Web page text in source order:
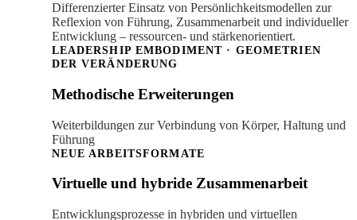
Differenzierter Einsatz von Persönlichkeitsmodellen zur
Reflexion von Führung, Zusammenarbeit und individueller
Entwicklung – ressourcen- und stärkenorientiert.
LEADERSHIP EMBODIMENT · GEOMETRIEN
DER VERÄNDERUNG
Methodische Erweiterungen
Weiterbildungen zur Verbindung von Körper, Haltung und
Führung
NEUE ARBEITSFORMATE
Virtuelle und hybride Zusammenarbeit
Entwicklungsprozesse in hybriden und virtuellen